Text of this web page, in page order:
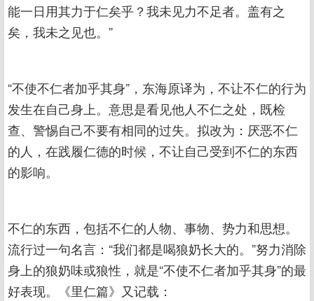
能一日用其力于仁矣乎？我未见力不足者。盖有之
矣，我未之见也。”
“不使不仁者加乎其身”，东海原译为，不让不仁的行为
发生在自己身上。意思是看见他人不仁之处，既检
查、警惕自己不要有相同的过失。拟改为：厌恶不仁
的人，在践履仁德的时候，不让自己受到不仁的东西
的影响。
不仁的东西，包括不仁的人物、事物、势力和思想。
流行过一句名言：“我们都是喝狼奶长大的。”努力消除
身上的狼奶味或狼性，就是“不使不仁者加乎其身”的最
好表现。《里仁篇》又记载：